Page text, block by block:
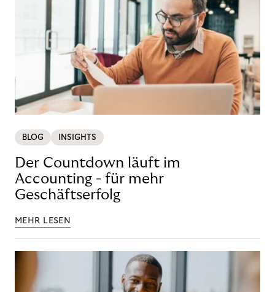
BLOG INSIGHTS
Der Countdown läuft im
Accounting - für mehr
Geschäftserfolg
MEHR LESEN